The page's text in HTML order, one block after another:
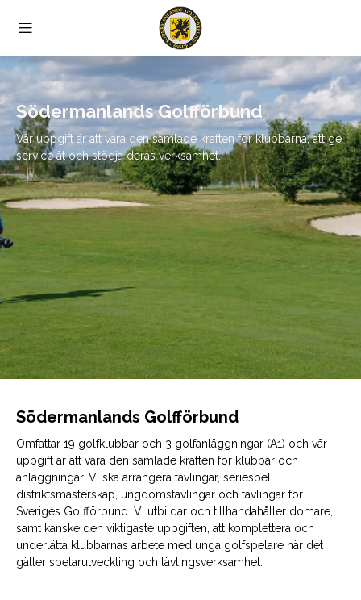
Södermanlands Golfförbund
Vår uppgift är att vara den samlade kraften för klubbarna, att ge
service åt och stödja deras verksamhet.
Södermanlands Golfförbund
Omfattar 19 golfklubbar och 3 golfanläggningar (A1) och vår
uppgift är att vara den samlade kraften för klubbar och
anläggningar. Vi ska arrangera tävlingar, seriespel,
distriktsmästerskap, ungdomstävlingar och tävlingar för
Sveriges Golfförbund. Vi utbildar och tillhandahåller domare,
samt kanske den viktigaste uppgiften, att komplettera och
underlätta klubbarnas arbete med unga golfspelare när det
gäller spelarutveckling och tävlingsverksamhet.